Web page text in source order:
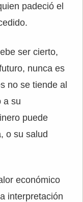
padeció el
ser cierto,
nunca es
no se tiende al
a su
puede
o su salud
económico
interpretación